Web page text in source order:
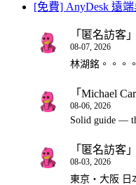
[免費] AnyDesk 遠
「 匿名訪客
08-07, 2026
林湖銘。。。
「 Michael
08-06, 2026
Solid guide —
「 匿名訪客
08-03, 2026
東京・大阪 日